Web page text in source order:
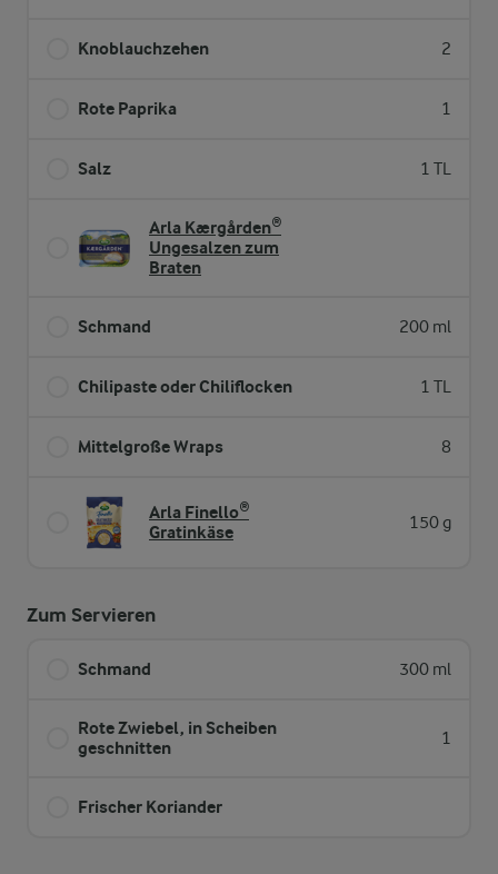
Knoblauchzehen 2
Rote Paprika 1
Salz 1 TL
Arla Kærgården®
Ungesalzen zum
Braten
Schmand 200 ml
Chilipaste oder Chiliflocken 1 TL
Mittelgroße Wraps 8
Arla Finello®
Gratinkäse
150 g
Zum Servieren
Schmand 300 ml
Rote Zwiebel, in Scheiben
geschnitten
1
Frischer Koriander